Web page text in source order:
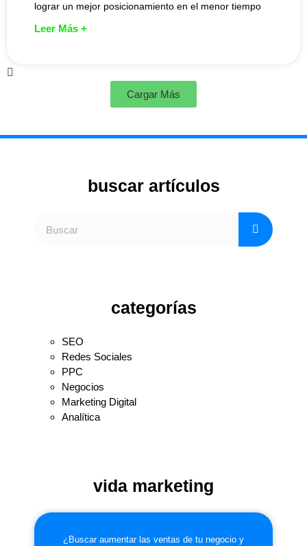
lograr un mejor posicionamiento en el menor tiempo
Leer Más +
Cargar Más
buscar artículos
categorías
SEO
Redes Sociales
PPC
Negocios
Marketing Digital
Analítica
vida marketing
¿Buscar aumentar las ventas de tu negocio y